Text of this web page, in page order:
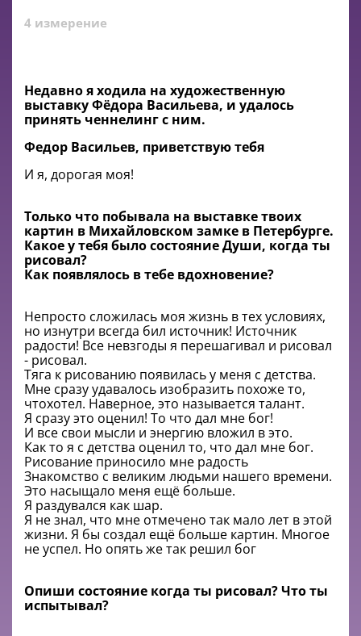
4 измерение
Недавно я ходила на художественную
выставку Фёдора Васильева, и удалось
принять ченнелинг с ним.
Федор Васильев, приветствую тебя
И я, дорогая моя!
Только что побывала на выставке твоих
картин в Михайловском замке в Петербурге.
Какое у тебя было состояние Души, когда ты
рисовал?
Как появлялось в тебе вдохновение?
Непросто сложилась моя жизнь в тех условиях,
но изнутри всегда бил источник! Источник
радости! Все невзгоды я перешагивал и рисовал
- рисовал.
Тяга к рисованию появилась у меня с детства.
Мне сразу удавалось изобразить похоже то,
чтохотел. Наверное, это называется талант.
Я сразу это оценил! То что дал мне бог!
И все свои мысли и энергию вложил в это.
Как то я с детства оценил то, что дал мне бог.
Рисование приносило мне радость
Знакомство с великим людьми нашего времени.
Это насыщало меня ещё больше.
Я раздувался как шар.
Я не знал, что мне отмечено так мало лет в этой
жизни. Я бы создал ещё больше картин. Многое
не успел. Но опять же так решил бог
Опиши состояние когда ты рисовал? Что ты
испытывал?